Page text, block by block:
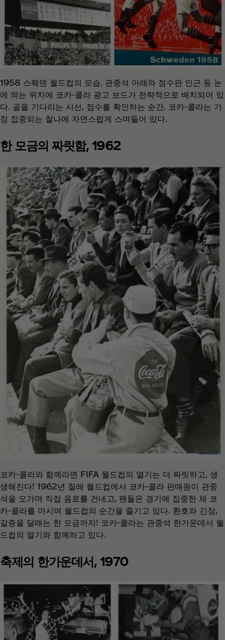
1958 스웨덴 월드컵의 모습. 관중석 아래와 점수판 인근 등 눈
에 띄는 위치에 코카-콜라 광고 보드가 전략적으로 배치되어 있
다. 골을 기다리는 시선, 점수를 확인하는 순간. 코카-콜라는 가
장 집중되는 찰나에 자연스럽게 스며들어 있다.
한 모금의 짜릿함, 1962
코카-콜라와 함께라면 FIFA 월드컵의 열기는 더 짜릿하고, 생
생해진다! 1962년 칠레 월드컵에서 코카-콜라 판매원이 관중
석을 오가며 직접 음료를 건네고, 팬들은 경기에 집중한 채 코
카-콜라를 마시며 월드컵의 순간을 즐기고 있다. 환호와 긴장,
갈증을 달래는 한 모금까지! 코카-콜라는 관중석 한가운데서 월
드컵의 열기와 함께하고 있다.
축제의 한가운데서, 1970